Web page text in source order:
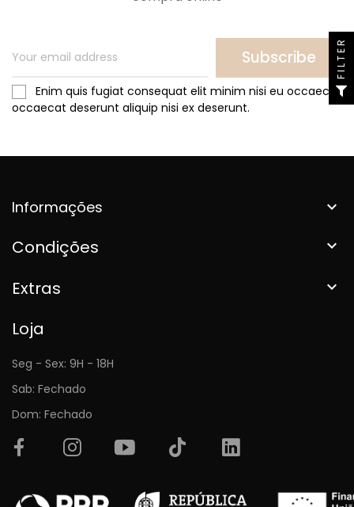
Subscribe
Enim quis fugiat consequat elit minim nisi eu occaecat
occaecat deserunt aliquip nisi ex deserunt.
Informações 
Condições 
Extras 
Loja
Seg - Sex: 9H - 18H
Sab: Fechado
Dom: Fechado
FILTER